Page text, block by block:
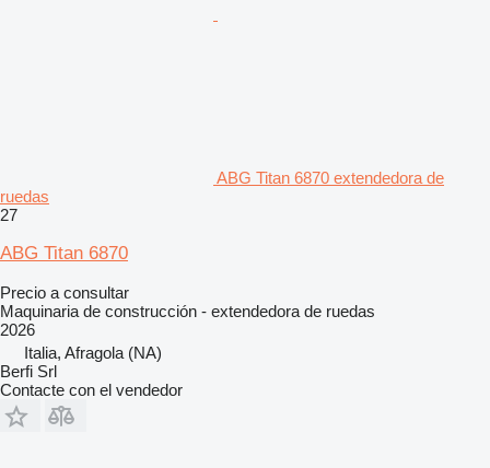
ABG Titan 6870 extendedora de
ruedas
27
ABG Titan 6870
Precio a consultar
Maquinaria de construcción - extendedora de ruedas
2026
Italia, Afragola (NA)
Berfi Srl
Contacte con el vendedor